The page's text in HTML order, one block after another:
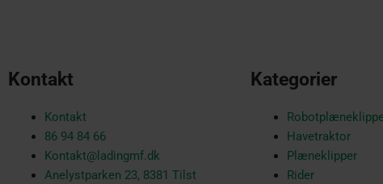
Kontakt
Kontakt
86 94 84 66
Kontakt@ladingmf.dk
Anelystparken 23, 8381 Tilst
Kategorier
Havetraktor
Plæneklipper
Rider